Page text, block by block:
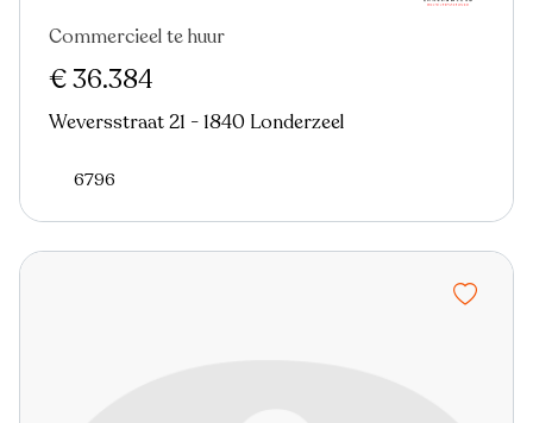
Commercieel te huur
€ 36.384
Weversstraat 21 - 1840 Londerzeel
6796